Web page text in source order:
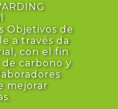
Objetivos de
a través da
con el fin
carbono y
mejorar